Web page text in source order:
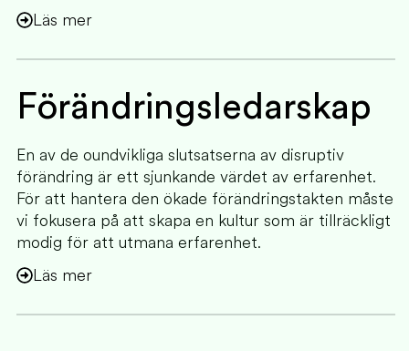
Läs mer
Förändringsledarskap
En av de oundvikliga slutsatserna av disruptiv
förändring är ett sjunkande värdet av erfarenhet.
För att hantera den ökade förändringstakten måste
vi fokusera på att skapa en kultur som är tillräckligt
modig för att utmana erfarenhet.
Läs mer